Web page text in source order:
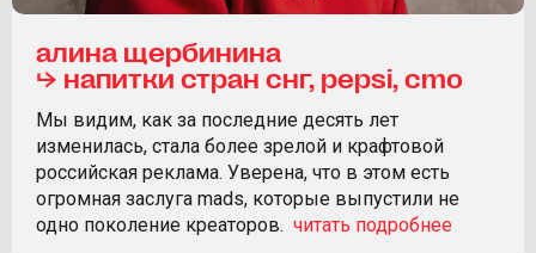
алина щербинина
⮡ напитки стран снг, pepsi, cmo
Мы видим, как за последние десять лет
изменилась, стала более зрелой и крафтовой
российская реклама. Уверена, что в этом есть
огромная заслуга mads, которые выпустили не
одно поколение креаторов.